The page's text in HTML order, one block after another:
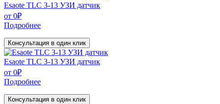
Esaote TLC 3-13 УЗИ датчик
от 0₽
Подробнее
Консультация в один клик
Esaote TLC 3-13 УЗИ датчик
от 0₽
Подробнее
Консультация в один клик